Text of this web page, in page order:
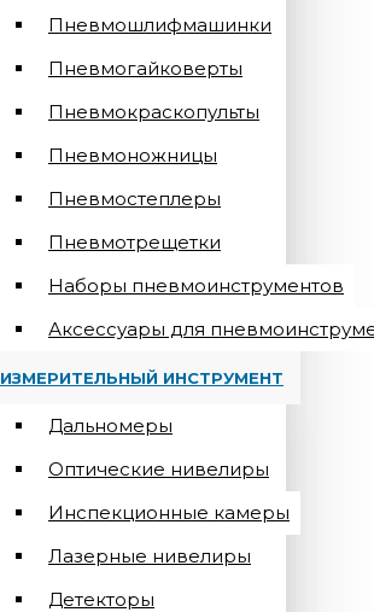
Пневмошлифмашинки
Пневмогайковерты
Пневмокраскопульты
Пневмоножницы
Пневмостеплеры
Пневмотрещетки
Наборы пневмоинструментов
Аксессуары для
ИЗМЕРИТЕЛЬНЫЙ ИНСТРУМЕНТ
Дальномеры
Оптические нивелиры
Инспекционные камеры
Лазерные нивелиры
Детекторы